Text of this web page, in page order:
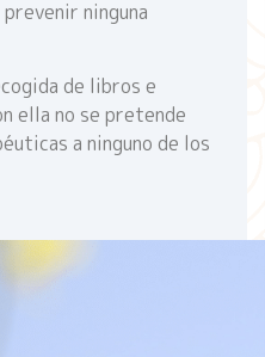
ninguna
de libros e
ella no se pretende
a ninguno de los